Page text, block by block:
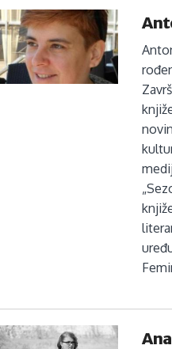
Saradnja sa medijima
Pretraga